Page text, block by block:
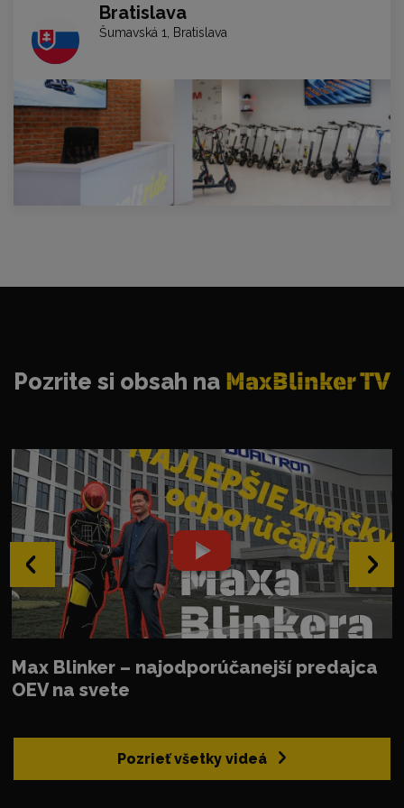
Bratislava
Šumavská 1, Bratislava
Pozrieť všetky videá
Pozrite si obsah na MaxBlinker TV
Max Blinker – najodporúčanejší predajca
OEV na svete
‹ ›